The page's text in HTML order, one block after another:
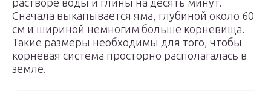
растворе воды и глины на десять минут.
Сначала выкапывается яма, глубиной около 60
см и шириной немногим больше корневища.
Такие размеры необходимы для того, чтобы
корневая система просторно располагалась в
земле.